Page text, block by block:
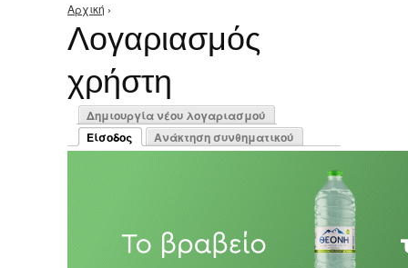
Είστε εδώ
Αρχική ›
Λογαριασμός
χρήστη
Πρωτεύουσες καρτέλες
Δημιουργία νέου λογαριασμού
Είσοδος
(ενεργή καρτέλα)
Ανάκτηση συνθηματικού